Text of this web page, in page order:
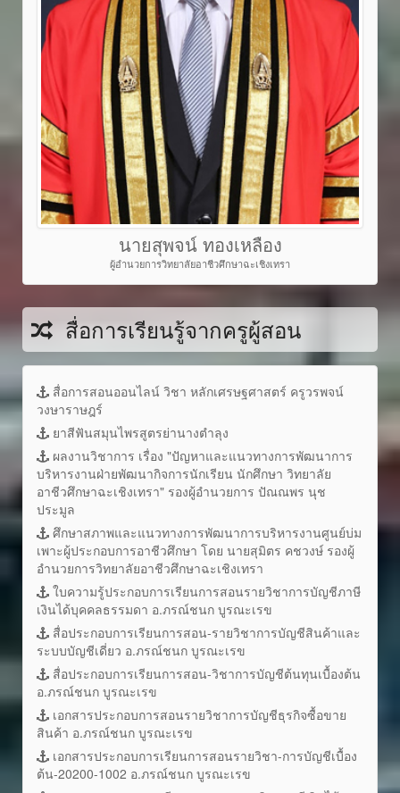
นายสุพจน์ ทองเหลือง
ผู้อำนวยการวิทยาลัยอาชีวศึกษาฉะเชิงเทรา
สื่อการเรียนรู้จากครูผู้สอน
สื่อการสอนออนไลน์ วิชา หลักเศรษฐศาสตร์ ครูวรพจน์
วงษาราษฎร์
ยาสีฟันสมุนไพรสูตรย่านางตำลุง
ผลงานวิชาการ เรื่อง "ปัญหาและแนวทางการพัฒนาการ
บริหารงานฝ่ายพัฒนากิจการนักเรียน นักศึกษา วิทยาลัย
อาชีวศึกษาฉะเชิงเทรา" รองผู้อำนวยการ ปัณณพร นุช
ประมูล
ศึกษาสภาพและแนวทางการพัฒนาการบริหารงานศูนย์บ่ม
เพาะผู้ประกอบการอาชีวศึกษา โดย นายสุมิตร คชวงษ์ รองผู้
อำนวยการวิทยาลัยอาชีวศึกษาฉะเชิงเทรา
ใบความรู้ประกอบการเรียนการสอนรายวิชาการบัญชีภาษี
เงินได้บุคคลธรรมดา อ.ภรณ์ชนก บูรณะเรข
สื่อประกอบการเรียนการสอน-รายวิชาการบัญชีสินค้าและ
ระบบบัญชีเดี่ยว อ.ภรณ์ชนก บูรณะเรข
สื่อประกอบการเรียนการสอน-วิชาการบัญชีต้นทุนเบื้องต้น
อ.ภรณ์ชนก บูรณะเรข
เอกสารประกอบการสอนรายวิชาการบัญชีธุรกิจซื้อขาย
สินค้า อ.ภรณ์ชนก บูรณะเรข
เอกสารประกอบการเรียนการสอนรายวิชา-การบัญชีเบื้อง
ต้น-20200-1002 อ.ภรณ์ชนก บูรณะเรข